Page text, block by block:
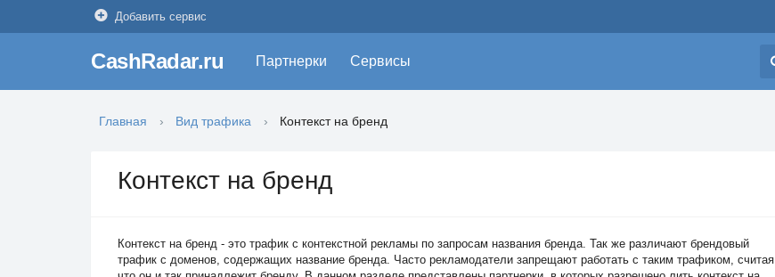
Добавить сервис
CashRadar.ru Партнерки Сервисы
Главная Вид трафика Контекст на бренд
Контекст на бренд
Контекст на бренд - это трафик с контекстной рекламы по запросам названия бренда. Так же различают брендовый
трафик с доменов, содержащих название бренда. Часто рекламодатели запрещают работать с таким трафиком, считая